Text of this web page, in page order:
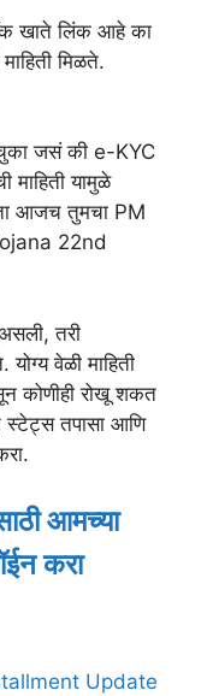
खाते लिंक आहे का
मिळते.
जसं की e-KYC
यामुळे
आजच तुमचा PM
22nd
तरी
वेळी माहिती
कोणीही रोखू शकत
स्टेट्स तपासा आणि
आमच्या
करा
Update